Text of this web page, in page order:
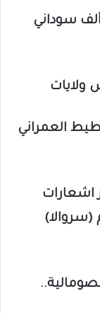
الأمم المتحدة تكشف عن تضرر 136 ألف سوداني
ولايات
العمراني
اشعارات